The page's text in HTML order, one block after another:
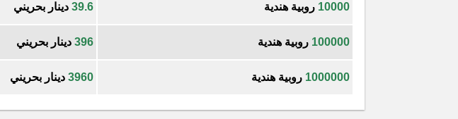
10000 روبية هندية 39.6 دينار بحريني
100000 روبية هندية 396 دينار بحريني
1000000 روبية هندية 3960 دينار بحريني